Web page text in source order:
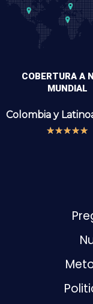
COBERTURA A
MUNDIAL
Colombia y
★★★★★